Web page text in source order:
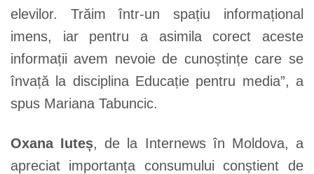
elevilor. Trăim într-un spațiu informațional
imens, iar pentru a asimila corect aceste
informații avem nevoie de cunoștințe care se
învață la disciplina Educație pentru media”, a
spus Mariana Tabuncic.
Oxana Iuteș, de la Internews în Moldova, a
apreciat importanța consumului conștient de